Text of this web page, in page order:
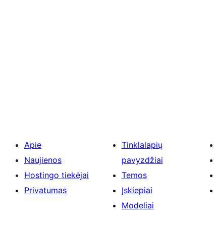
Apie
Naujienos
Hostingo tiekėjai
Privatumas
Tinklalapių
pavyzdžiai
Temos
Įskiepiai
Modeliai